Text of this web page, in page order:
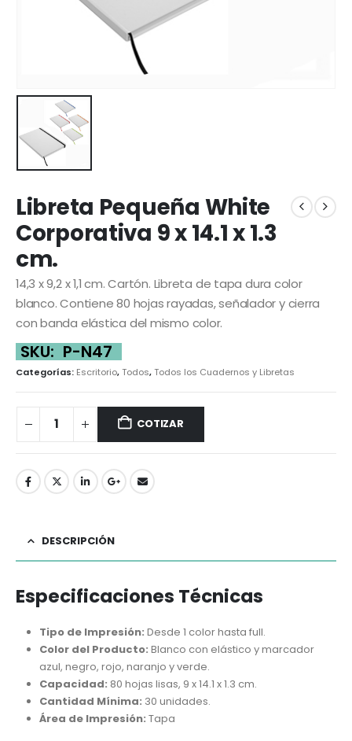
Libreta Pequeña White
Corporativa 9 x 14.1 x 1.3
cm.
14,3 x 9,2 x 1,1 cm. Cartón. Libreta de tapa dura color
blanco. Contiene 80 hojas rayadas, señalador y cierra
con banda elástica del mismo color.
SKU: P-N47
Categorías: Escritorio,Todos,Todos los Cuadernos y Libretas
COTIZAR
DESCRIPCIÓN
Especificaciones Técnicas
Tipo de Impresión: Desde 1 color hasta full.
Color del Producto: Blanco con elástico y marcador
azul, negro, rojo, naranjo y verde.
Capacidad: 80 hojas lisas, 9 x 14.1 x 1.3 cm.
Cantidad Mínima: 30 unidades.
Área de Impresión: Tapa